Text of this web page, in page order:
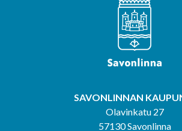
SAVONLINNAN
Olavinkatu 27
57130 Savonlinna